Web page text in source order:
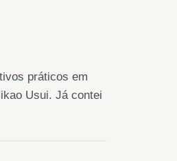
práticos em
Usui. Já contei